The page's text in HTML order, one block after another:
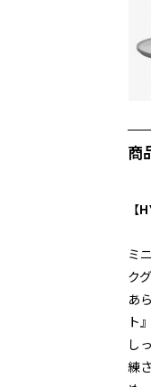
商
【
ミ
ク
あ
ト
し
練